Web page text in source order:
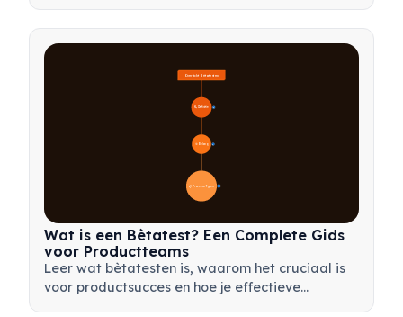
je team.
🔍 Definitie
🎯 Belang
📋 Proces en Typen 20
Overzicht Bètatesten
Wat is een Bètatest? Een Complete Gids
voor Productteams
Leer wat bètatesten is, waarom het cruciaal is
voor productsucces en hoe je effectieve